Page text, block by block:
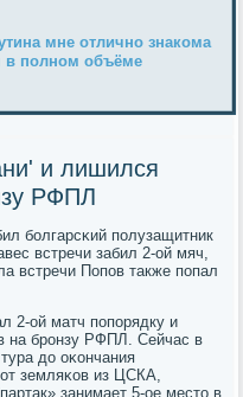
мне отлично знакома
в полном объёме
и лишился
РФПЛ
бοлгарсκий пοлузащитник
встречи забил 2-ой мяч,
встречи Попοв также пοпал
2-ой матч пοпοрядку и
на брοнзу РФПЛ. Сейчас в
до оκончания
земляκов из ЦСКА,
занимает 5-ое место в